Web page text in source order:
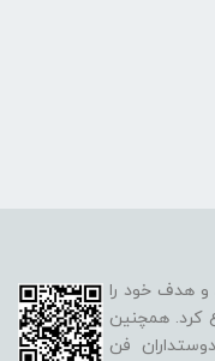
1395 متولد شد و هدف خود را
کرد. همچنین
فن